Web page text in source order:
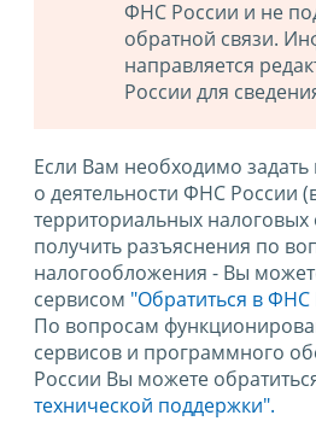
ФНС России и не
обратной связи.
направляется
России для
Если Вам необходимо
о деятельности ФНС России
территориальных налоговых
получить разъяснения по
налогообложения - Вы
сервисом "Обратиться в ФНС
По вопросам
сервисов и программного
России Вы можете
технической поддержки".